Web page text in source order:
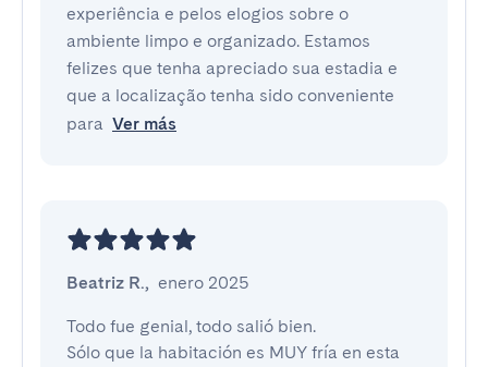
experiência e pelos elogios sobre o
ambiente limpo e organizado. Estamos
felizes que tenha apreciado sua estadia e
que a localização tenha sido conveniente
para Ver más
Beatriz R., enero 2025
Todo fue genial, todo salió bien.
Sólo que la habitación es MUY fría en esta